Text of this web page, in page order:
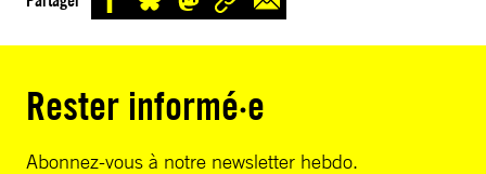
Rester informé·e
Abonnez-vous à notre newsletter hebdo.